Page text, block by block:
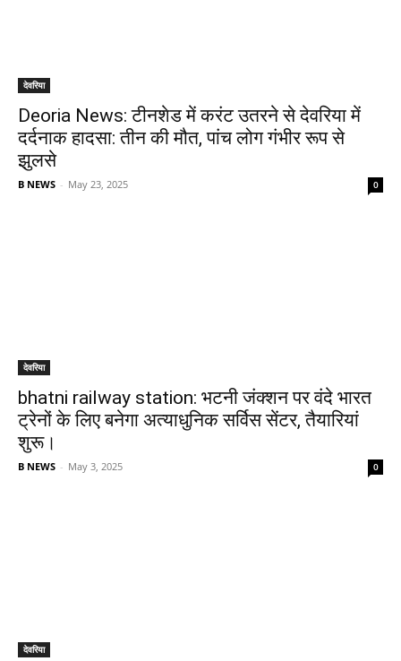
देवरिया
Deoria News: टीनशेड में करंट उतरने से देवरिया में
दर्दनाक हादसा: तीन की मौत, पांच लोग गंभीर रूप से
झुलसे
B NEWS - May 23, 2025 0
देवरिया
bhatni railway station: भटनी जंक्शन पर वंदे भारत
ट्रेनों के लिए बनेगा अत्याधुनिक सर्विस सेंटर, तैयारियां
शुरू।
B NEWS - May 3, 2025 0
देवरिया